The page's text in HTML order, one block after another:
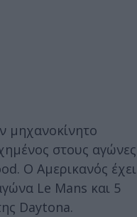
μηχανοκίνητο
στους αγώνες
Ο Αμερικανός έχει
Le Mans και 5
Daytona.